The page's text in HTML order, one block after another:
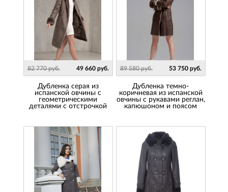
82 770 руб. 49 660 руб.
Дубленка серая из
испанской овчины с
геометрическими
деталями с отстрочкой
89 580 руб. 53 750 руб.
Дубленка темно-
коричневая из испанской
овчины с рукавами реглан,
капюшоном и поясом